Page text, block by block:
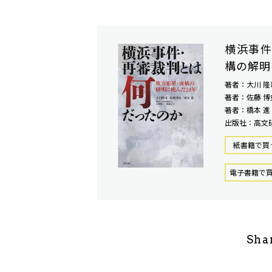
横浜事
構の解
著者：大川 隆
著者：佐藤 博
著者：橋本 進
出版社：高文
紙書籍で買
電⼦書籍で